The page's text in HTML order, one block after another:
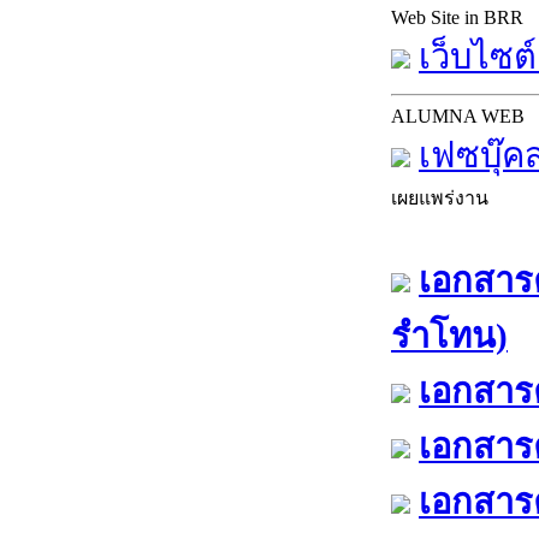
Web Site in BRR
เว็บไซ
ALUMNA WEB
เฟซบุ๊ค
เผยแพร่งาน
เอกสา
รำโทน)
เอกสา
เอกสา
เอกสา